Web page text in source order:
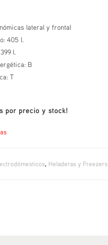
lateral y frontal
405 l.
l.
B
T
por precio y stock!
, Heladeras y Freezers